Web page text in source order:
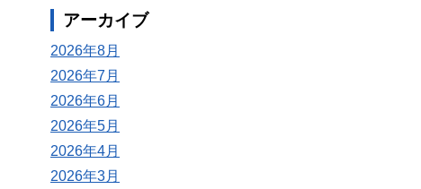
アーカイブ
2026年8月
2026年7月
2026年6月
2026年5月
2026年4月
2026年3月